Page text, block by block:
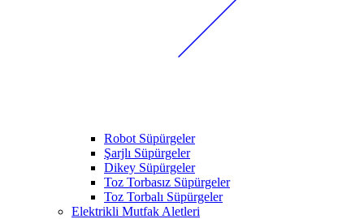
Robot Süpürgeler
Şarjlı Süpürgeler
Dikey Süpürgeler
Toz Torbasız Süpürgeler
Toz Torbalı Süpürgeler
Elektrikli Mutfak Aletleri